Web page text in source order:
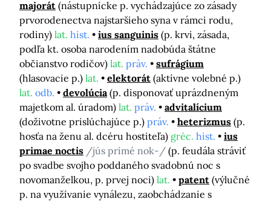
majorát (nástupnícke p. vychádzajúce zo zásady
prvorodenectva najstaršieho syna v rámci rodu,
rodiny) lat. hist. ius sanguinis (p. krvi, zásada,
podľa kt. osoba narodením nadobúda štátne
občianstvo rodičov) lat. práv.
sufrágium
(hlasovacie p.) lat. elektorát (aktívne volebné p.)
lat. odb. devolúcia (p. disponovať uprázdneným
majetkom al. úradom) lat. práv.
advitalícium
(doživotne prislúchajúce p.) práv. heterizmus (p.
hosťa na ženu al. dcéru hostiteľa) gréc. hist.
ius
primae noctis /jús prímé nok-/ (p. feudála stráviť
po svadbe svojho poddaného svadobnú noc s
novomanželkou, p. prvej noci) lat. patent (výlučné
p. na využívanie vynálezu, zaobchádzanie s